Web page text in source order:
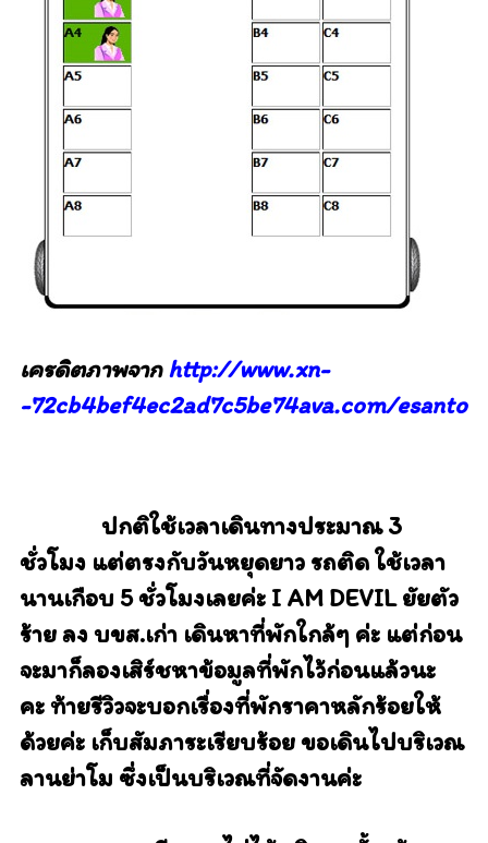
เครดิตภาพจากhttp://www.xn-
-72cb4bef4ec2ad7c5be74ava.com/
ปกติใช้เวลาเดินทางประมาณ 3
ชั่วโมง แต่ตรงกับวันหยุดยาว รถติด ใช้เวลา
นานเกือบ 5 ชั่วโมงเลยค่ะ I AM DEVIL ยัยตัว
ร้าย ลง บขส.เก่า เดินหาที่พักใกล้ๆ ค่ะ แต่ก่อน
จะมาก็ลองเสิร์ชหาข้อมูลที่พักไว้ก่อนแล้วนะ
คะท้ายรีวิวจะบอกเรื่องที่พักราคาหลักร้อยให้
ด้วยค่ะ เก็บสัมภาระเรียบร้อย ขอเดินไปบริเวณ
ลานย่าโม ซึ่งเป็นบริเวณที่จัดงานค่ะ